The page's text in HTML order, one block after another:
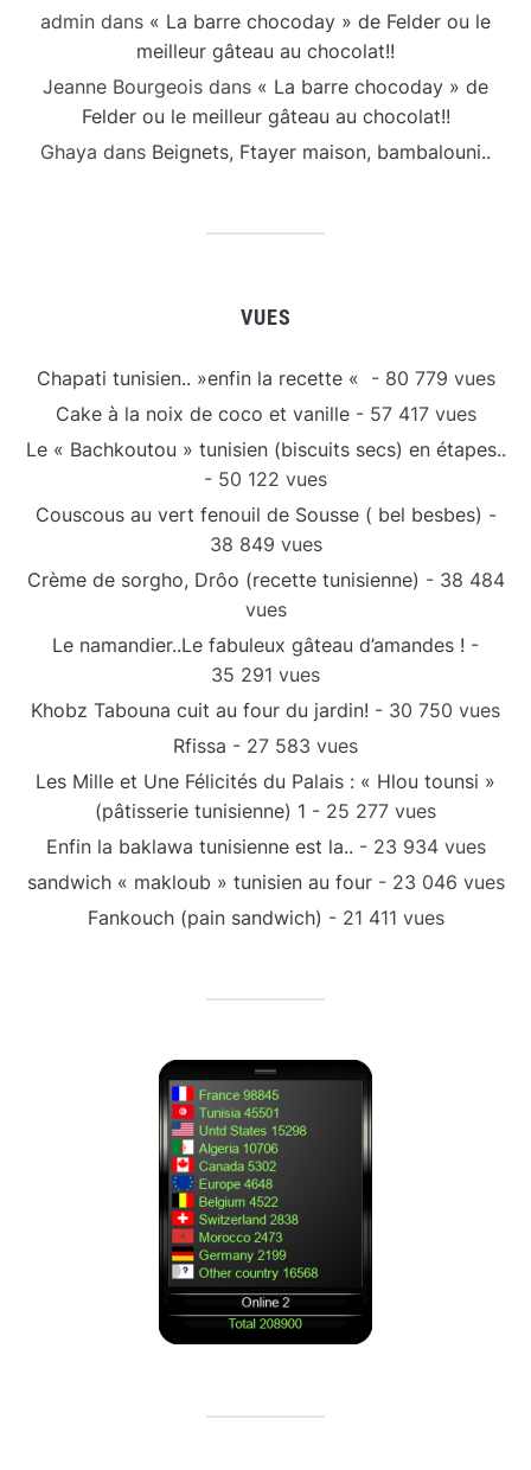
admin dans « La barre chocoday » de Felder ou le
meilleur gâteau au chocolat!!
Jeanne Bourgeois dans « La barre chocoday » de
Felder ou le meilleur gâteau au chocolat!!
Ghaya dans Beignets, Ftayer maison, bambalouni..
VUES
Chapati tunisien.. »enfin la recette « - 80 779 vues
Cake à la noix de coco et vanille- 57 417 vues
Le « Bachkoutou » tunisien (biscuits secs) en étapes..
- 50 122 vues
Couscous au vert fenouil de Sousse ( bel besbes) -
38 849 vues
Crème de sorgho, Drôo (recette tunisienne) - 38 484
vues
Le namandier..Le fabuleux gâteau d’amandes ! -
35 291 vues
Khobz Tabouna cuit au four du jardin! - 30 750 vues
Rfissa - 27 583 vues
Les Mille et Une Félicités du Palais : « Hlou tounsi »
(pâtisserie tunisienne) 1 - 25 277 vues
Enfin la baklawa tunisienne est la.. - 23 934 vues
sandwich « makloub » tunisien au four- 23 046 vues
Fankouch (pain sandwich) - 21 411 vues